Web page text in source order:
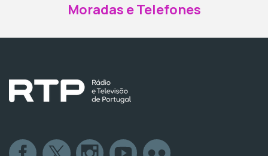
Moradas e Telefones